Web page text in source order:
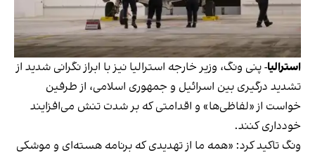
استرالیا-پنی ونگ، وزیر خارجه استرالیا نیز با ابراز نگرانی شدید از
تشدید درگیری بین اسرائیل و جمهوری اسلامی، از طرفین
خواست از «لفاظی‌ها» و اقدامتی که بر شدت تنش می‌افزایند
خودداری کنند.
ونگ تاکید کرد: «همه ما از تهدیدی که برنامه هسته‌ای و موشکی